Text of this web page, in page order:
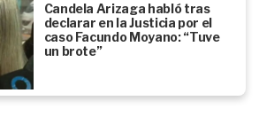
Candela Arizaga habló tras
declarar en la Justicia por el
caso Facundo Moyano: “Tuve
un brote”